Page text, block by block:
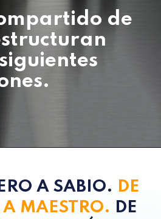
de
A SABIO. DE
MAESTRO. DE